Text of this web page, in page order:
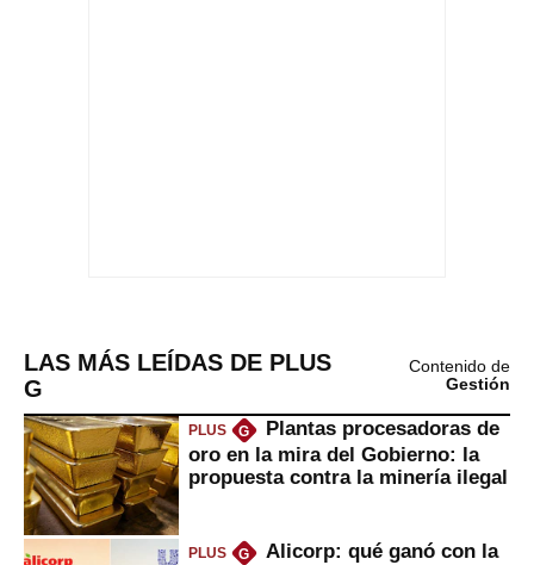
LAS MÁS LEÍDAS DE PLUS
G
Contenido de
Gestión
PLUS G
Plantas procesadoras de
oro en la mira del Gobierno: la
propuesta contra la minería ilegal
PLUS G
Alicorp: qué ganó con la